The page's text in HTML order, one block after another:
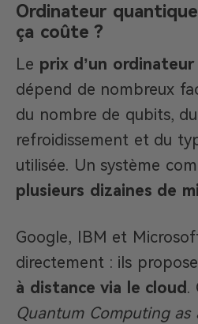
Ordinateur
ça coûte ?
Le prix d’un
dépend de nombreux
du nombre de qubits,
refroidissement et du
utilisée. Un système
plusieurs dizaines de
Google, IBM et
directement : ils
à distance via le cloud.
Quantum Computing as